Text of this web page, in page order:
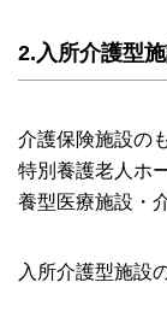
2.入所介護型
介護保険施設の
特別養護老人ホ
養型医療施設・
入所介護型施設